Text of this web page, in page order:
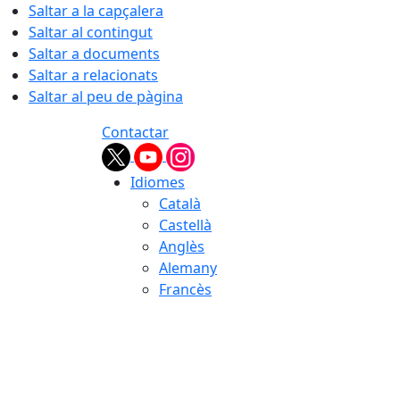
Saltar a la capçalera
Saltar al contingut
Saltar a documents
Saltar a relacionats
Saltar al peu de pàgina
Contactar
Idiomes
Català
Castellà
Anglès
Alemany
Francès